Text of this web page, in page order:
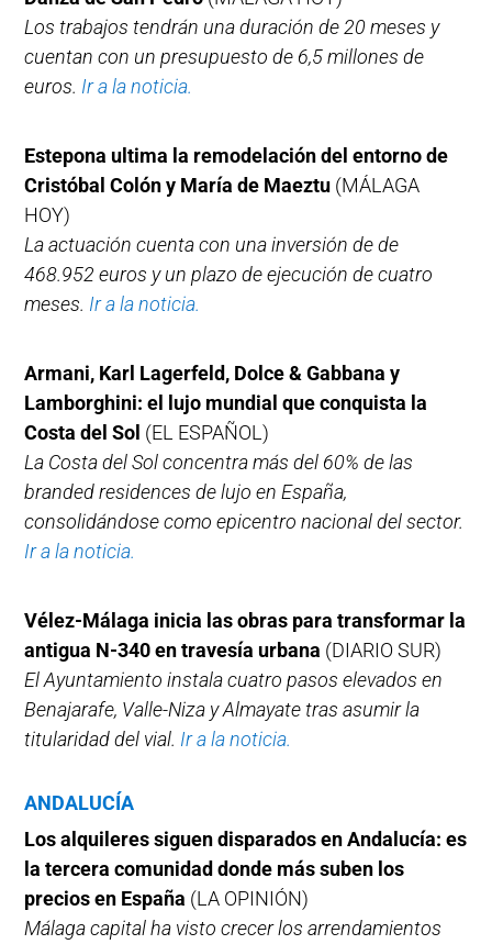
Los trabajos tendrán una duración de 20 meses y
cuentan con un presupuesto de 6,5 millones de
euros. Ir a la noticia.
Estepona ultima la remodelación del entorno de
Cristóbal Colón y María de Maeztu (MÁLAGA
HOY)
La actuación cuenta con una inversión de de
468.952 euros y un plazo de ejecución de cuatro
meses. Ir a la noticia.
Armani, Karl Lagerfeld, Dolce & Gabbana y
Lamborghini: el lujo mundial que conquista la
Costa del Sol (EL ESPAÑOL)
La Costa del Sol concentra más del 60% de las
branded residences de lujo en España,
consolidándose como epicentro nacional del sector.
Ir a la noticia.
Vélez-Málaga inicia las obras para transformar la
antigua N-340 en travesía urbana (DIARIO SUR)
El Ayuntamiento instala cuatro pasos elevados en
Benajarafe, Valle-Niza y Almayate tras asumir la
titularidad del vial. Ir a la noticia.
ANDALUCÍA
Los alquileres siguen disparados en Andalucía: es
la tercera comunidad donde más suben los
precios en España (LA OPINIÓN)
Málaga capital ha visto crecer los arrendamientos